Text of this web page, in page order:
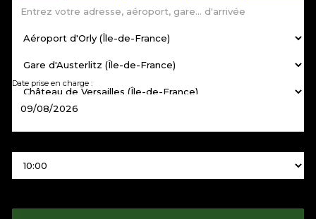
Renseignez Passagers / Bagages, par défaut : 1 adulte, 0 bagage.
Date prise en charge :